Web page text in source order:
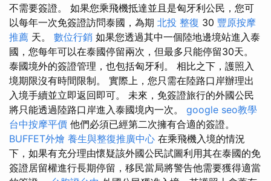
不需要簽證。 如果您乘飛機抵達並且是匈牙利公民，您可
以每年一次免簽證訪問泰國，為期 北投 整復 30 豐原按摩
推薦 天。 數位行銷 如果您透過其中一個陸地邊境站進入泰
國，您每年可以在泰國停留兩次，但最多只能停留30天。
泰國境外的簽證管理，也包括匈牙利。 相比之下，護照入
境期限沒有時間限制。 實際上，您只需在陸路口岸辦理出
入境手續並立即返回即可。 未來，免簽證旅行的外國公民
將只能透過陸路口岸進入泰國境內一次。 google seo教學
台中按摩平價 他們必須已經第二次擁有合適的簽證。
BUFFET外燴 養生與整復推廣中心 在乘飛機入境的情況
下，如果有充分理由懷疑該外國公民試圖利用其在泰國的免
簽證居留權進行長期停留，移民當局將警告他需要獲得適當